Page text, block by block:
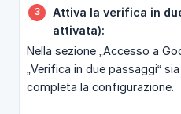
Attiva la verifica in
attivata):
Nella sezione „Accesso a
„Verifica in due passaggi“
completa la configurazione.